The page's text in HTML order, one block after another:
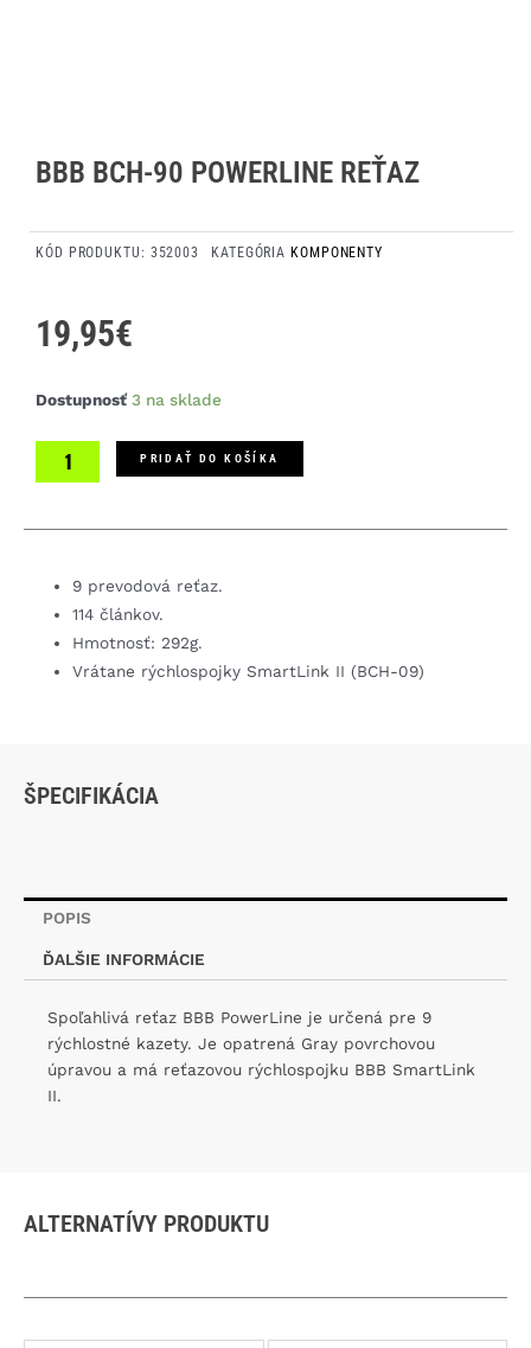
BBB BCH-90 POWERLINE REŤAZ
KÓD PRODUKTU: 352003 KATEGÓRIA KOMPONENTY
Dostupnosť 3 na sklade
množstvo
BCH-
reťaz
PRIDAŤ DO KOŠÍKA
19,95€
9 prevodová reťaz.
114 článkov.
Hmotnosť: 292g.
Vrátane rýchlospojky SmartLink II (BCH-09)
ŠPECIFIKÁCIA
POPIS
ĎALŠIE INFORMÁCIE
Spoľahlivá reťaz BBB PowerLine je určená pre 9
rýchlostné kazety. Je opatrená Gray povrchovou
úpravou a má reťazovou rýchlospojku BBB SmartLink
II.
ALTERNATÍVY PRODUKTU